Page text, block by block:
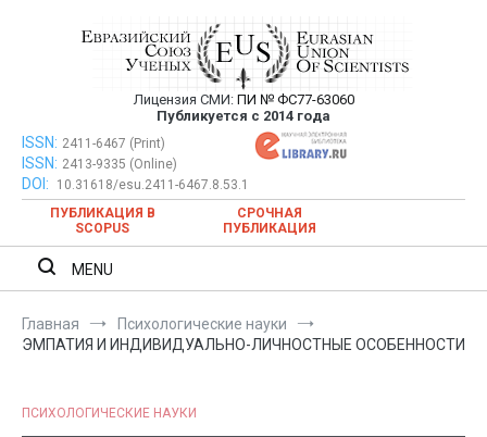
Евразийский Союз Ученых —
публикация научных статей в
ежемесячном научном журнале
Лицензия СМИ: ПИ № ФС77-63060
Публикуется с 2014 года
Евразийский Союз Ученых — публикация научных статей в
ежемесячном научном журнале
ISSN: 2411-6467 (Print)
ISSN: 2413-9335 (Online)
DOI:
10.31618/esu.2411-6467.8.53.1
ПУБЛИКАЦИЯ В
SCOPUS
СРОЧНАЯ
ПУБЛИКАЦИЯ
MENU
Главная
Психологические науки
ЭМПАТИЯ И ИНДИВИДУАЛЬНО-ЛИЧНОСТНЫЕ ОСОБЕННОСТИ
ПСИХОЛОГИЧЕСКИЕ НАУКИ